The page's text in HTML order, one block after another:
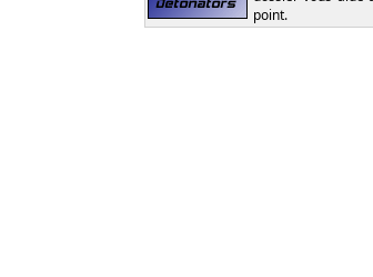
point.